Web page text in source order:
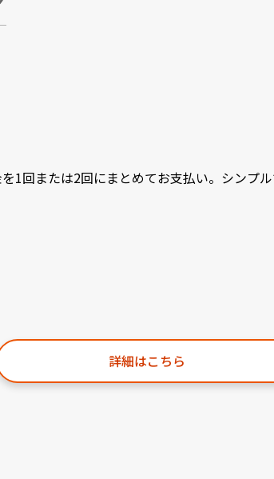
1回または2回にまとめてお支払い。シンプル
詳細はこちら